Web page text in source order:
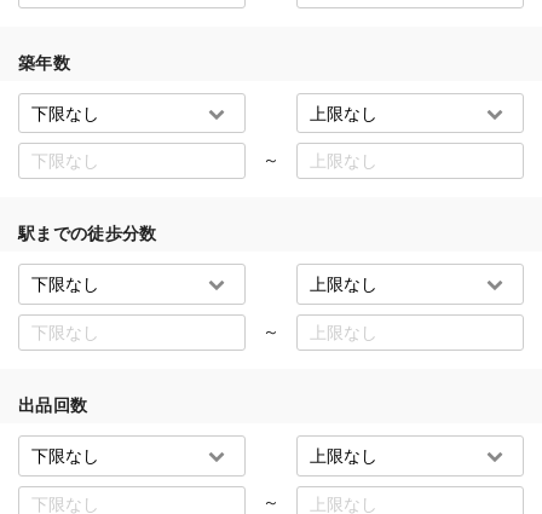
築年数
～
駅までの徒歩分数
～
出品回数
～